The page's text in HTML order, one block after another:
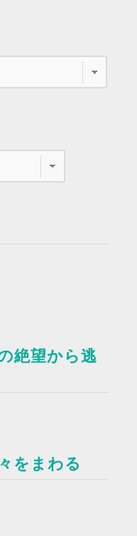
絶望から逃
をまわる